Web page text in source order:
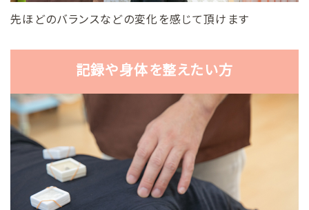
先ほどのバランスなどの変化を感じて頂けます
記録や身体を整えたい方